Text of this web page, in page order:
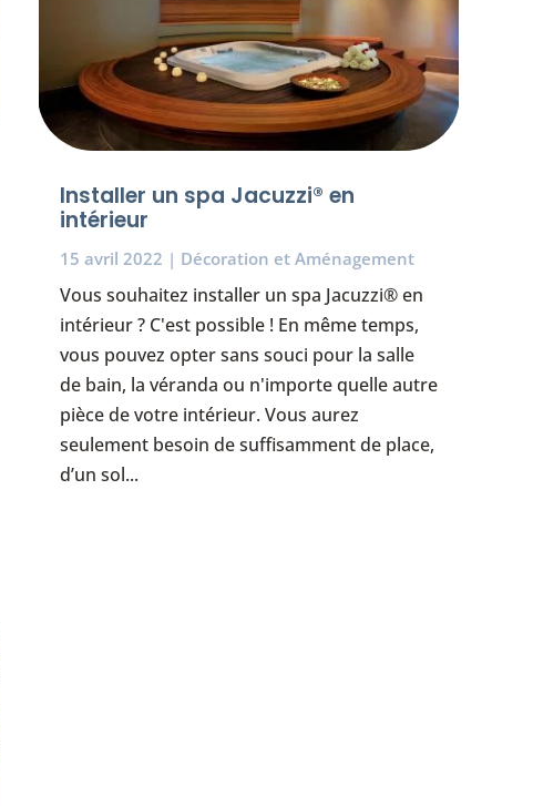
Installer un spa Jacuzzi® en
intérieur
15 avril 2022 | Décoration et Aménagement
Vous souhaitez installer un spa Jacuzzi® en
intérieur ? C'est possible ! En même temps,
vous pouvez opter sans souci pour la salle
de bain, la véranda ou n'importe quelle autre
pièce de votre intérieur. Vous aurez
seulement besoin de suffisamment de place,
d’un sol...